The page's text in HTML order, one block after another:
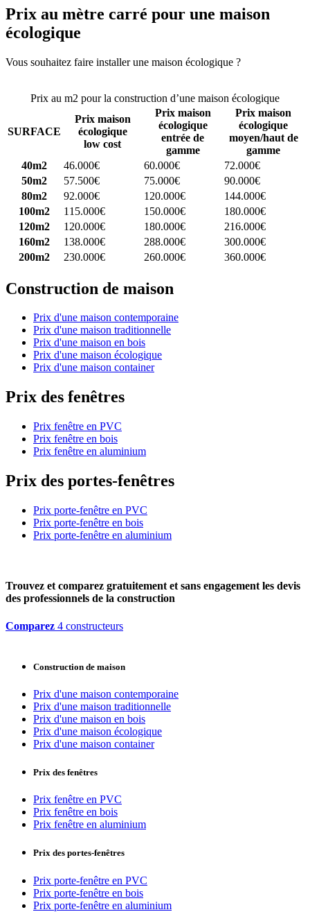
Prix au mètre carré pour une maison
écologique
Vous souhaitez faire installer une maison écologique ?
Prix au m2 pour la construction d’une maison écologique
SURFACE
Prix maison
écologique
low cost
Prix maison
écologique
entrée de
gamme
Prix maison
écologique
moyen/haut de
gamme
40m2
46.000€ 60.000€
72.000€
50m2
57.500€ 75.000€
90.000€
80m2
92.000€ 120.000€
144.000€
100m2
115.000€ 150.000€
180.000€
120m2
120.000€ 180.000€
216.000€
160m2
138.000€ 288.000€
300.000€
200m2
230.000€ 260.000€ 360.000€
Construction de maison
Prix d'une maison contemporaine
Prix d'une maison traditionnelle
Prix d'une maison en bois
Prix d'une maison écologique
Prix d'une maison container
Prix des fenêtres
Prix fenêtre en PVC
Prix fenêtre en bois
Prix fenêtre en aluminium
Prix des portes-fenêtres
Prix porte-fenêtre en PVC
Prix porte-fenêtre en bois
Prix porte-fenêtre en aluminium
Trouvez et comparez gratuitement et sans engagement les devis
des professionnels de la construction
Comparez 4 constructeurs
Construction de maison
Prix d'une maison contemporaine
Prix d'une maison traditionnelle
Prix d'une maison en bois
Prix d'une maison écologique
Prix d'une maison container
Prix des fenêtres
Prix fenêtre en PVC
Prix fenêtre en bois
Prix fenêtre en aluminium
Prix des portes-fenêtres
Prix porte-fenêtre en PVC
Prix porte-fenêtre en bois
Prix porte-fenêtre en aluminium